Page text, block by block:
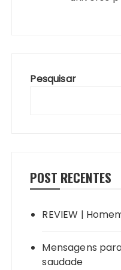
Pesquisar
POST RECENTES
REVIEW |
Mensagens
saudade